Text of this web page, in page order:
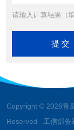
请输入计算结果（
Copyright © 2026青
Reserved 工信部备